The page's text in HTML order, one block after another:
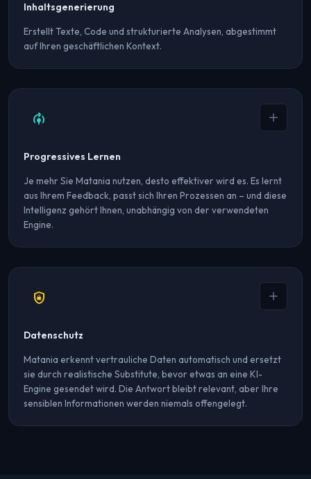
Inhaltsgenerierung
Erstellt Texte, Code und strukturierte Analysen, abgestimmt
auf Ihren geschäftlichen Kontext.
Professionelles Schreiben
Code und Skripte
model_training
Progressives Lernen
Je mehr Sie Matania nutzen, desto effektiver wird es. Es lernt
aus Ihrem Feedback, passt sich Ihren Prozessen an – und diese
Intelligenz gehört Ihnen, unabhängig von der verwendeten
Engine.
Feinabstimmung auf Ihre Geschäftsdaten
Kontinuierliche RAG-Wissensanreicherung
shield_lock
Datenschutz
Matania erkennt vertrauliche Daten automatisch und ersetzt
sie durch realistische Substitute, bevor etwas an eine KI-
Engine gesendet wird. Die Antwort bleibt relevant, aber Ihre
sensiblen Informationen werden niemals offengelegt.